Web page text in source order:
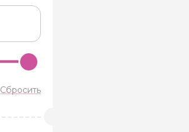
Сбросить
Вопросы и комментарии